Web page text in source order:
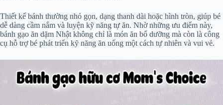
Thiết kế bánh thường nhỏ gọn, dạng thanh dài hoặc hình tròn, giúp bé
dễ dàng cầm nắm và luyện kỹ năng tự ăn. Nhờ những ưu điểm này,
bánh gạo ăn dặm Nhật không chỉ là món ăn bổ dưỡng mà còn là công
cụ hỗ trợ bé phát triển kỹ năng ăn uống một cách tự nhiên và vui vẻ.